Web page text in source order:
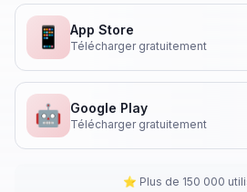
📱 App Store
Télécharger gratuitement
🤖 Google Play
Télécharger gratuitement
⭐ Plus de 150 000